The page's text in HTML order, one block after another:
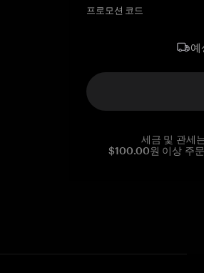
프로모션 코드
예
세금 및 관세
$100.00원 이상 주